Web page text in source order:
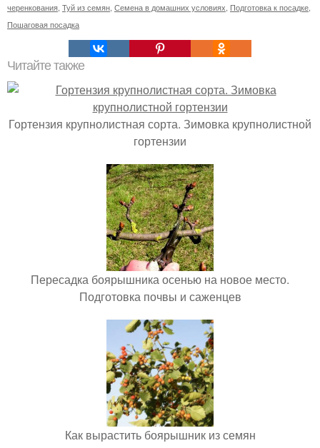
черенкования Туй из семян Семена в домашних условиях Подготовка к посадке
Пошаговая посадка
Читайте также
Гортензия крупнолистная сорта. Зимовка крупнолистной
гортензии
Пересадка боярышника осенью на новое место.
Подготовка почвы и саженцев
Как вырастить боярышник из семян